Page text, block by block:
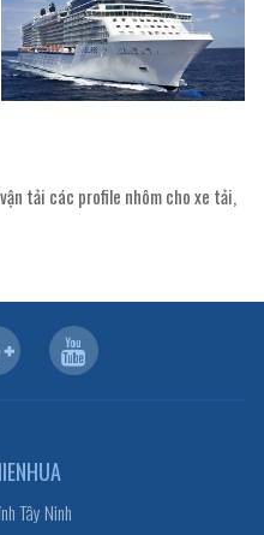
tải các profile nhôm cho xe tải,
Tây Ninh